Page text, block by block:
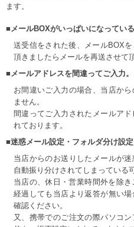
ます。
■メールBOXがいっぱいになっている
送受信をされた後、メールBOX
頂きましたらメールを再送させて
■メールアドレスを間違ってご入力。
お間違いご入力の場合、当店か
ません。
間違ってご入力されたメールア
れております。
■迷惑メール設定・フォルダ分け設定
当店からのお送りしたメールが
自動振り分けされてしまっている
当店の、休日・営業時間外を除
経過しても当店より返答が無い
確認ください。
又、携帯でのご注文の際パソコ